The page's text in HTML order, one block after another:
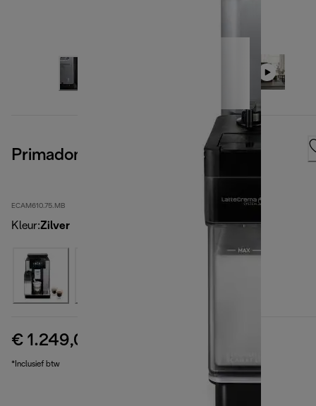
Primadonna Soul, Metal Black
ECAM610.75.MB
Kleur:Zilver
€ 1.249,00
*Inclusief btw